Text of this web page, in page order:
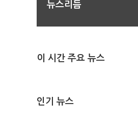
뉴스리듬
이 시간 주요 뉴스
인기 뉴스